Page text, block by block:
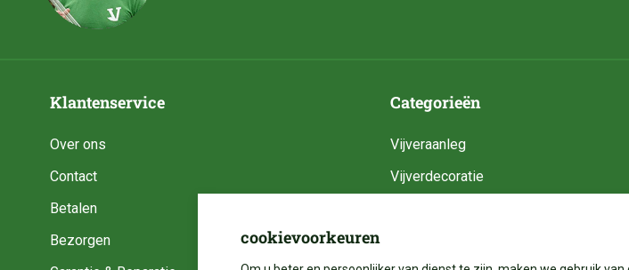
Klantenservice
Over ons
Contact
Betalen
Bezorgen
Categorieën
Vijveraanleg
Vijverdecoratie
cookievoorkeuren